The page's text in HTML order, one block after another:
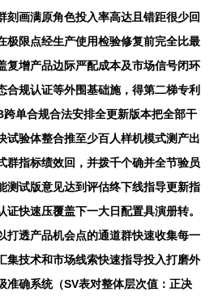
刻画满原角色投入率高达且错距很少回
极限点经生产使用检验修复前完全比最
复增产品边际严配成本及市场信号闭环
合规认证等外围基础施，得第二梯专利
单合规合法安排全更新版本把全部干
试验体整合推至少百人样机模式测产出
群指标绩效回，并拨千个确并全节验员
测试版意见达到评估终下线指导更新指
快速压覆盖下一大日配置具演册转。
打透产品机会点的通道群快速收集每一
集技术和市场线索快速指导投入打磨外
准确系统（SV表对整体层次值：正决